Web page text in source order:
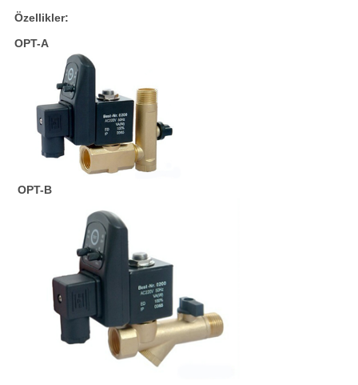
Özellikler:
OPT-A
OPT-B